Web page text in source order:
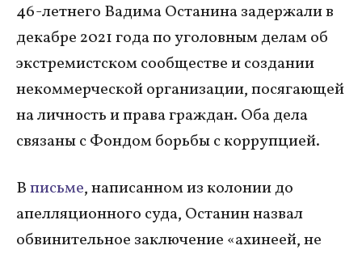
46-летнего Вадима Останина задержали в
декабре 2021 года по уголовным делам об
экстремистском сообществе и создании
некоммерческой организации, посягающей
на личность и права граждан. Оба дела
связаны с Фондом борьбы с коррупцией.
Вписьме, написанном из колонии до
апелляционного суда, Останин назвал
обвинительное заключение «ахинеей, не